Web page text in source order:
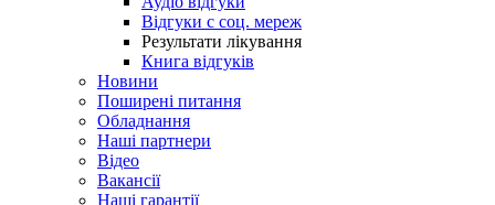
Відгуки с соц. мереж
Результати лікування
Книга відгуків
Новини
Поширені питання
Обладнання
Наші партнери
Відео
Вакансії
Наші гарантії